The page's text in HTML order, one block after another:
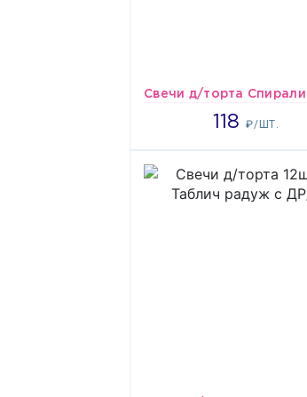
118₽/ШТ.
118